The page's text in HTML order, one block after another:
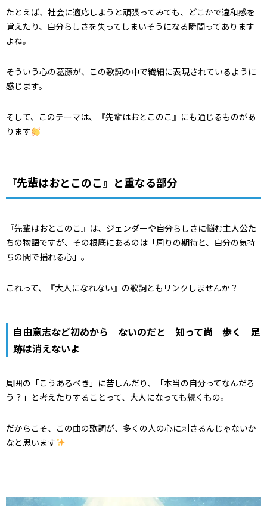
たとえば、社会に適応しようと頑張ってみても、どこかで違和感を
覚えたり、自分らしさを失ってしまいそうになる瞬間ってあります
よね。
そういう心の葛藤が、この歌詞の中で繊細に表現されているように
感じます。
そして、このテーマは、『先輩はおとこのこ』にも通じるものがあ
ります
『先輩はおとこのこ』と重なる部分
『先輩はおとこのこ』は、ジェンダーや自分らしさに悩む主人公た
ちの物語ですが、その根底にあるのは「周りの期待と、自分の気持
ちの間で揺れる心」。
これって、『大人になれない』の歌詞ともリンクしませんか？
自由意志など初めから ないのだと 知って尚 歩く 足
跡は消えないよ
周囲の「こうあるべき」に苦しんだり、「本当の自分ってなんだろ
う？」と考えたりすることって、大人になっても続くもの。
だからこそ、この曲の歌詞が、多くの人の心に刺さるんじゃないか
なと思います